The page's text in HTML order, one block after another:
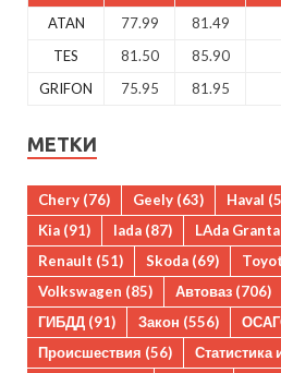
ATAN 77.99 81.49
TES
81.50 85.90
GRIFON
75.95 81.95
МЕТКИ
Chery (76) Geely (63) Haval
Kia (91) lada (87) LAda Granta
Renault (51) Skoda (69)
Volkswagen (85) Автоваз (706)
ГИБДД (91) Закон (556)
Происшествия (56) Статистика